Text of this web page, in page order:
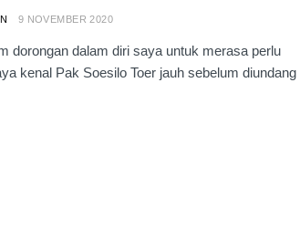
9 NOVEMBER 2020
dorongan dalam diri saya untuk merasa perlu
kenal Pak Soesilo Toer jauh sebelum diundang